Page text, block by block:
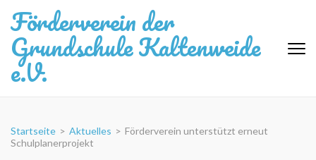
Inhalt
springen
(Eingabetaste
drücken)
Förderverein der
Grundschule Kaltenweide
e.V.
Startseite > Aktuelles > Förderverein unterstützt erneut
Schulplanerprojekt